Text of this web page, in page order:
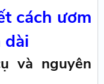
cách ươm
dài
và nguyên